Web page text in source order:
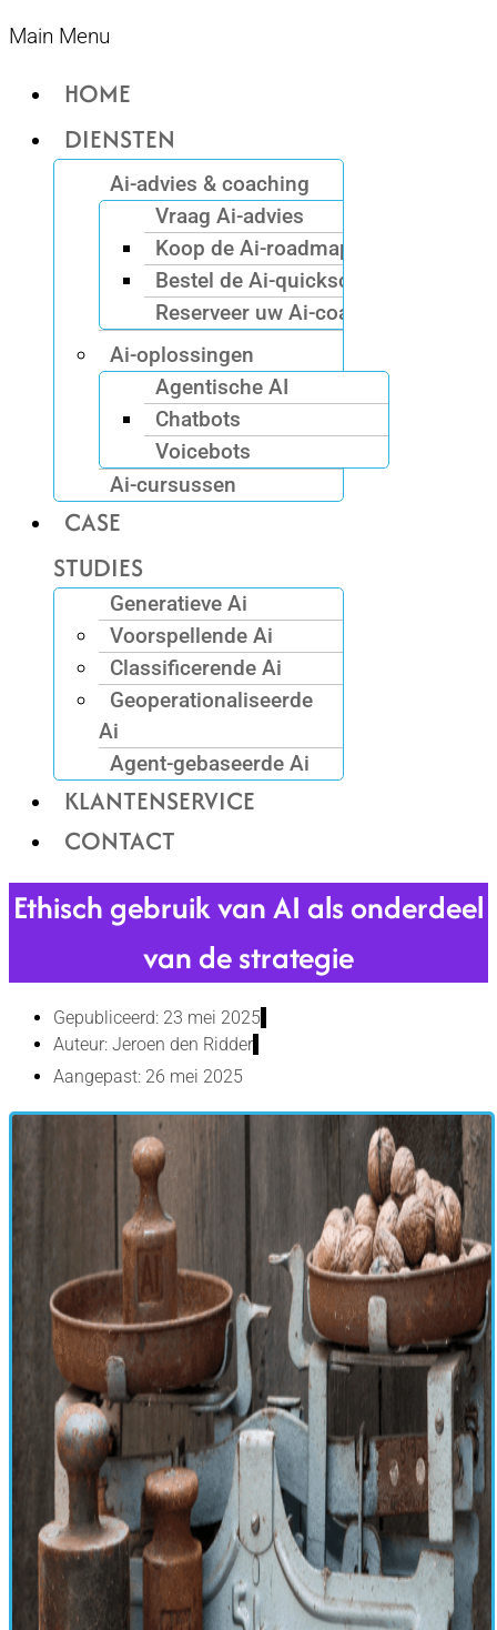
Main Menu
HOME
DIENSTEN
Ai-advies & coaching
Vraag Ai-advies
Koop de Ai-roadmap
Bestel de Ai-quickscan
Reserveer uw Ai-coach
Ai-oplossingen
Agentische AI
Chatbots
Voicebots
Ai-cursussen
CASE
STUDIES
Generatieve Ai
Voorspellende Ai
Classificerende Ai
Geoperationaliseerde
Ai
Agent-gebaseerde Ai
KLANTENSERVICE
CONTACT
Ethisch gebruik van AI als onderdeel
van de strategie
Gepubliceerd: 23 mei 2025
Auteur: Jeroen den Ridder
Aangepast: 26 mei 2025